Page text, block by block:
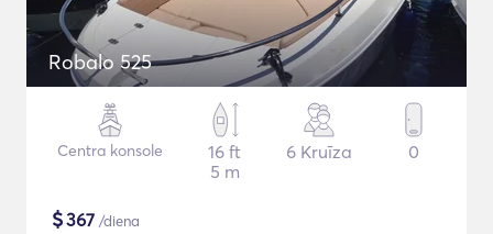
Robalo 525
Centra konsole
16 ft
5 m
6 Kruīza 0
$367 /diena